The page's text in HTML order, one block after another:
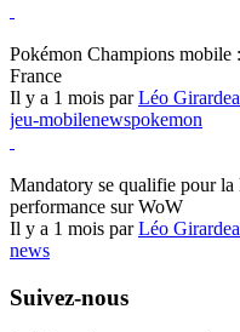
Pokémon Champions mobile
France
Il y a 1 mois parLéo
jeu-mobilenewspokemon
Mandatory se qualifie pour
performance sur WoW
Il y a 1 mois parLéo
news
Suivez-nous